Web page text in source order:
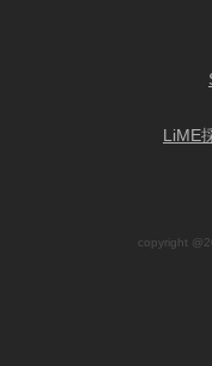
LiME
copyright